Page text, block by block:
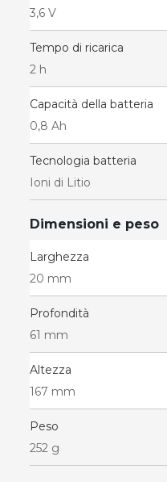
3,6 V
Tempo di ricarica
2 h
Capacità della batteria
0,8 Ah
Tecnologia batteria
Ioni di Litio
Dimensioni e peso
Larghezza
20 mm
Profondità
61 mm
Altezza
167 mm
Peso
252 g